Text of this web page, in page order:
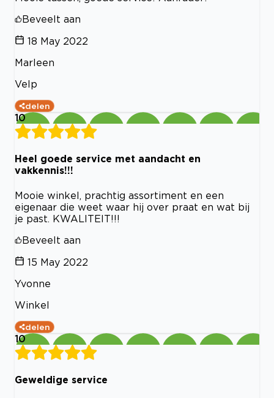
Beveelt aan
18 May 2022
Marleen
Velp
delen
10
Heel goede service met aandacht en
vakkennis!!!
Mooie winkel, prachtig assortiment en een
eigenaar die weet waar hij over praat en wat bij
je past. KWALITEIT!!!
Beveelt aan
15 May 2022
Yvonne
Winkel
delen
10
Geweldige service